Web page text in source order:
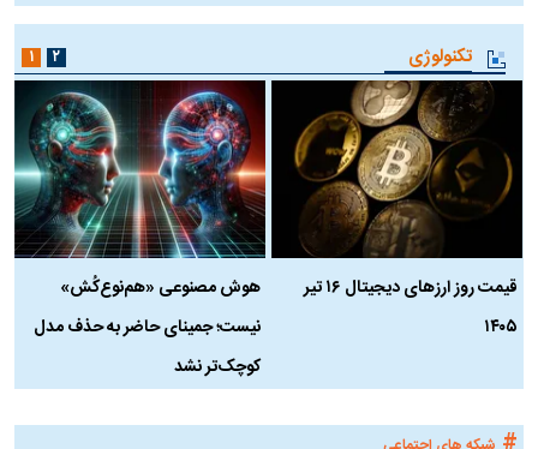
تکنولوژی
قیمت روز ارز‌های دیجیتال ۱۶ تیر
۱۴۰۵
هوش مصنوعی «هم‌نوع‌کُش»
نیست؛ جمینای حاضر به حذف مدل
کوچک‌تر نشد
۱ ۲